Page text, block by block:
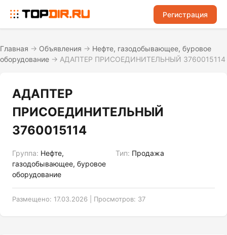
Регистрация
Главная → Объявления → Нефте, газодобывающее, буровое
оборудование → АДАПТЕР ПРИСОЕДИНИТЕЛЬНЫЙ 3760015114
АДАПТЕР
ПРИСОЕДИНИТЕЛЬНЫЙ
3760015114
Группа: Нефте,
газодобывающее, буровое
оборудование
Тип: Продажа
Размещено: 17.03.2026 | Просмотров: 37